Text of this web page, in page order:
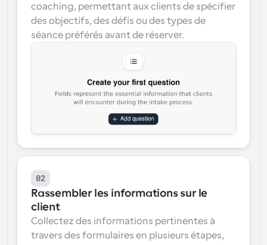
coaching, permettant aux clients de spécifier
des objectifs, des défis ou des types de
séance préférés avant de réserver.
02
Rassembler les informations sur le
client
Collectez des informations pertinentes à
travers des formulaires en plusieurs étapes,